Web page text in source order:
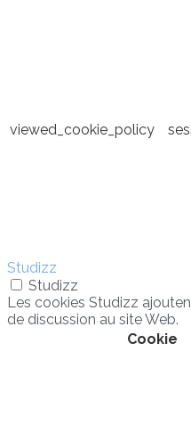
viewed_cookie_policy
Studizz
Studizz
Les cookies Studizz
de discussion au site Web.
Cookie